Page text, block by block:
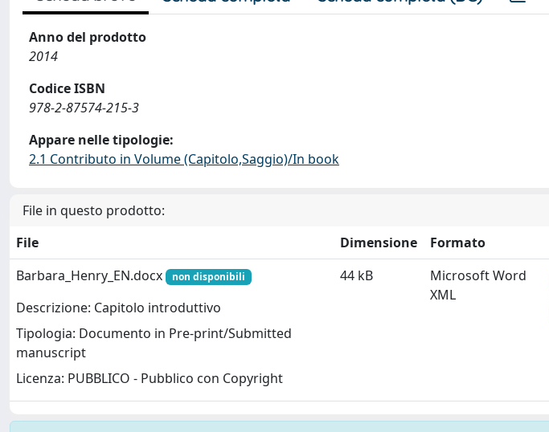
Anno del prodotto
2014
Codice ISBN
978-2-87574-215-3
Appare nelle tipologie:
2.1 Contributo in Volume (Capitolo,Saggio)/In book
File in questo prodotto:
File
Dimensione
Formato
Barbara_Henry_EN.docx
non disponibili
Descrizione: Capitolo introduttivo
Tipologia: Documento in Pre-print/Submitted
manuscript
Licenza: PUBBLICO - Pubblico con Copyright
44 kB
Microsoft Word
XML